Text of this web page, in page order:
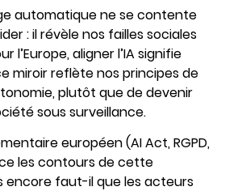
automatique ne se contente
: il révèle nos failles sociales
l’Europe, aligner l’IA signifie
miroir reflète nos principes de
plutôt que de devenir
sous surveillance.
européen (AI Act, RGPD,
les contours de cette
encore faut-il que les acteurs